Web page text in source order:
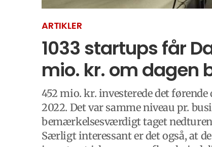
ARTIKLER
1033 startups får
mio. kr. om dagen
452 mio. kr. investerede det
2022. Det var samme niveau pr.
bemærkelsesværdigt taget
Særligt interessant er det også, at